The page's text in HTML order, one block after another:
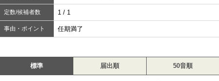
定数/候補者数 1 / 1
事由・ポイント 任期満了
標準 届出順 50音順